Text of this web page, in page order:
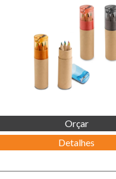
Orçar
Detalhes